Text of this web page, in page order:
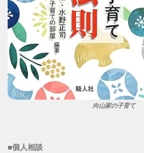
向山家の子育て
■個人相談